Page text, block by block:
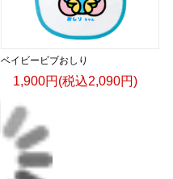
ベイビービブおしり
1,900円(税込2,090円)